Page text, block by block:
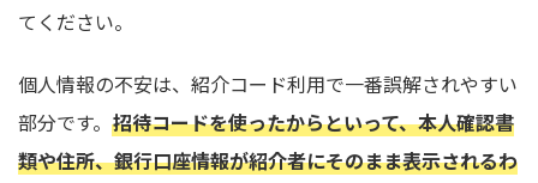
てください。
個人情報の不安は、紹介コード利用で一番誤解されやすい
部分です。 招待コードを使ったからといって、本人確認書
類や住所、銀行口座情報が紹介者にそのまま表示されるわ